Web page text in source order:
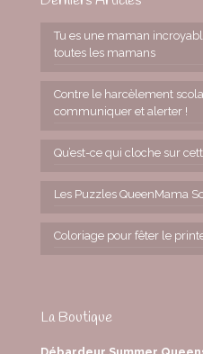
Tu es une maman
toutes les mamans
Contre le harcèlement
communiquer et alerter !
Qu’est-ce qui cloche sur
Les Puzzles QueenMama
Coloriage pour fêter le
La Boutique